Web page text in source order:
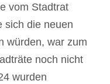
vom Stadtrat
sich die neuen
würden, war zum
noch nicht
wurden